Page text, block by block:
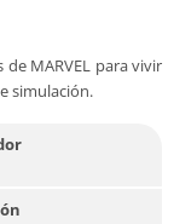
MARVEL para vivir
simulación.